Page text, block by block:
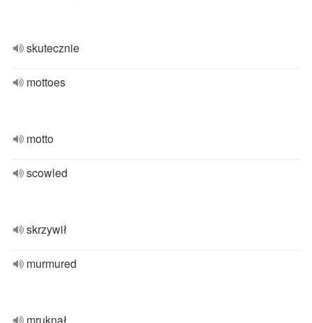
skutecznie
mottoes
motto
scowled
skrzywił
murmured